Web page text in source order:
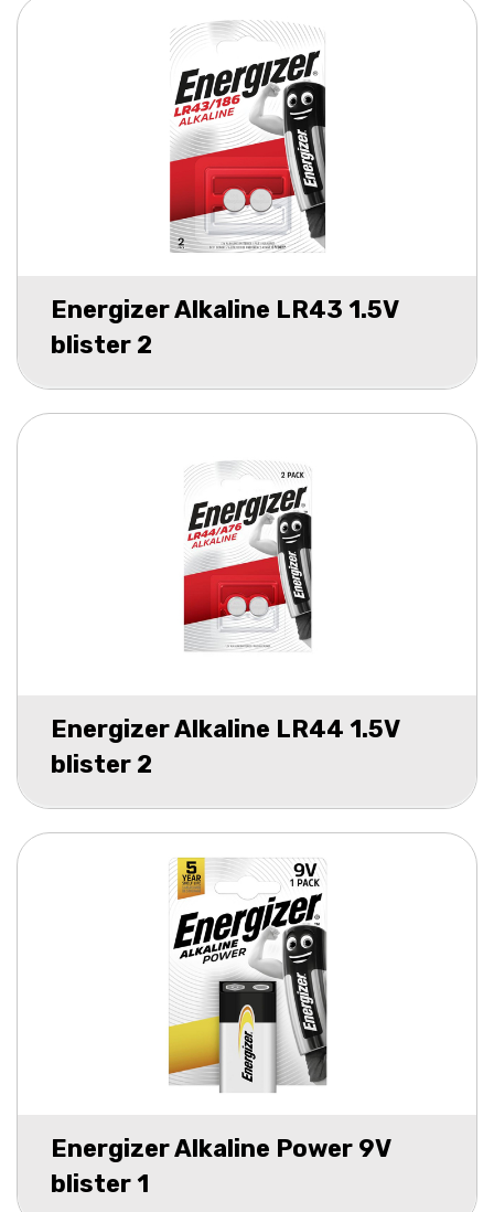
Energizer Alkaline LR43 1.5V
blister 2
Energizer Alkaline LR44 1.5V
blister 2
Energizer Alkaline Power 9V
blister 1